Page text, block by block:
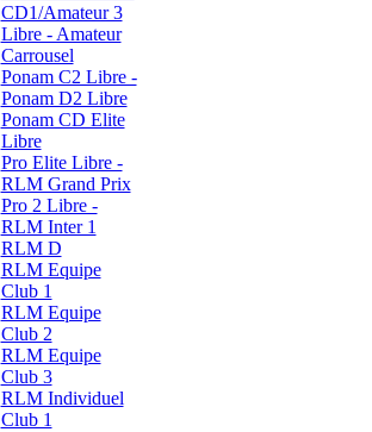
CD1/Amateur 3
Libre - Amateur
Carrousel
Ponam C2 Libre -
Ponam D2 Libre
Ponam CD Elite
Libre
Pro Elite Libre -
RLM Grand Prix
Pro 2 Libre -
RLM Inter 1
RLM D
RLM Equipe
Club 1
RLM Equipe
Club 2
RLM Equipe
Club 3
RLM Individuel
Club 1